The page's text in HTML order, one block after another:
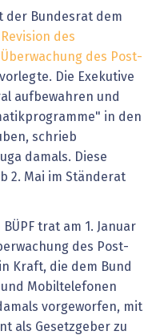
der Bundesrat dem
des
des Post-
vorlegte. Die Exekutive
aufbewahren und
in den
schrieb
damals. Diese
2. Mai im Ständerat
trat am 1. Januar
des Post-
Kraft, die dem Bund
Mobiltelefonen
vorgeworfen, mit
als Gesetzgeber zu